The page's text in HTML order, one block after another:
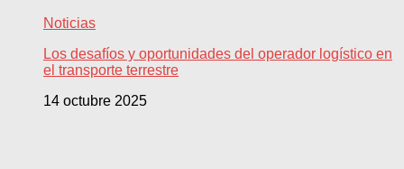
Noticias
Los desafíos y oportunidades del operador logístico en
el transporte terrestre
14 octubre 2025